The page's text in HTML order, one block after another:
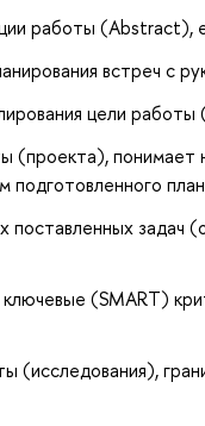
работы (Abstract),
встреч с
цели
(проекта), понимает
подготовленного
поставленных задач
(SMART)